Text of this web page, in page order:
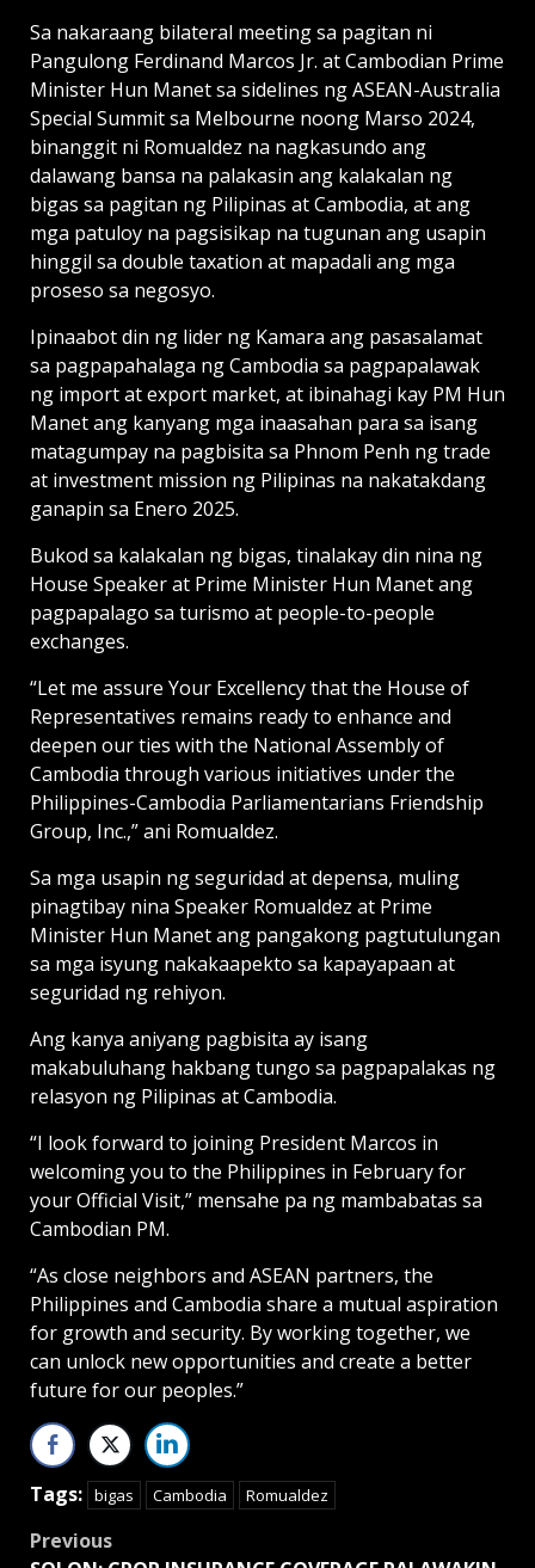
Sa nakaraang bilateral meeting sa pagitan ni
Pangulong Ferdinand Marcos Jr. at Cambodian Prime
Minister Hun Manet sa sidelines ng ASEAN-Australia
Special Summit sa Melbourne noong Marso 2024,
binanggit ni Romualdez na nagkasundo ang
dalawang bansa na palakasin ang kalakalan ng
bigas sa pagitan ng Pilipinas at Cambodia, at ang
mga patuloy na pagsisikap na tugunan ang usapin
hinggil sa double taxation at mapadali ang mga
proseso sa negosyo.
Ipinaabot din ng lider ng Kamara ang pasasalamat
sa pagpapahalaga ng Cambodia sa pagpapalawak
ng import at export market, at ibinahagi kay PM Hun
Manet ang kanyang mga inaasahan para sa isang
matagumpay na pagbisita sa Phnom Penh ng trade
at investment mission ng Pilipinas na nakatakdang
ganapin sa Enero 2025.
Bukod sa kalakalan ng bigas, tinalakay din nina ng
House Speaker at Prime Minister Hun Manet ang
pagpapalago sa turismo at people-to-people
exchanges.
“Let me assure Your Excellency that the House of
Representatives remains ready to enhance and
deepen our ties with the National Assembly of
Cambodia through various initiatives under the
Philippines-Cambodia Parliamentarians Friendship
Group, Inc.,” ani Romualdez.
Sa mga usapin ng seguridad at depensa, muling
pinagtibay nina Speaker Romualdez at Prime
Minister Hun Manet ang pangakong pagtutulungan
sa mga isyung nakakaapekto sa kapayapaan at
seguridad ng rehiyon.
Ang kanya aniyang pagbisita ay isang
makabuluhang hakbang tungo sa pagpapalakas ng
relasyon ng Pilipinas at Cambodia.
“I look forward to joining President Marcos in
welcoming you to the Philippines in February for
your Official Visit,” mensahe pa ng mambabatas sa
Cambodian PM.
“As close neighbors and ASEAN partners, the
Philippines and Cambodia share a mutual aspiration
for growth and security. By working together, we
can unlock new opportunities and create a better
future for our peoples.”
Tags: bigas Cambodia Romualdez
Post
Previous